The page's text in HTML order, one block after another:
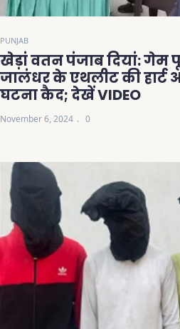
PUNJAB
खेड़ां वतन पंजाब दियां: गेम
जालंधर के एथलीट की
घटना कैद; देखें VIDEO
November 6, 2024 0